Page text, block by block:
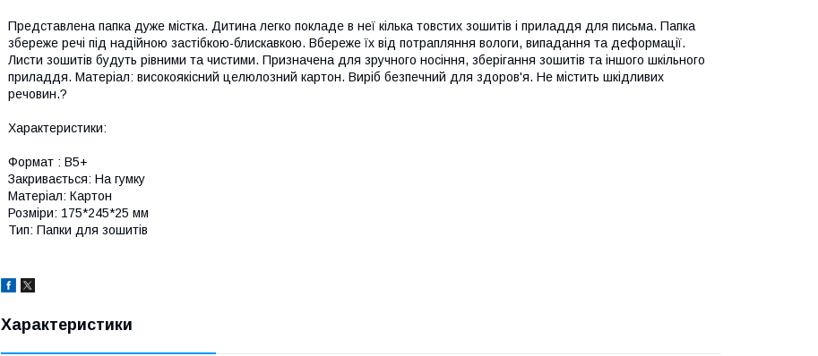
Представлена папка дуже містка. Дитина легко покладе в неї кілька товстих зошитів і приладдя для письма. Папка
збереже речі під надійною застібкою-блискавкою. Вбереже їх від потрапляння вологи, випадання та деформації.
Листи зошитів будуть рівними та чистими. Призначена для зручного носіння, зберігання зошитів та іншого шкільного
приладдя. Матеріал: високоякісний целюлозний картон. Виріб безпечний для здоров'я. Не містить шкідливих
речовин.?
Характеристики:
Формат : B5+
Закривається: На гумку
Матеріал: Картон
Розміри: 175*245*25 мм
Тип: Папки для зошитів
Характеристики